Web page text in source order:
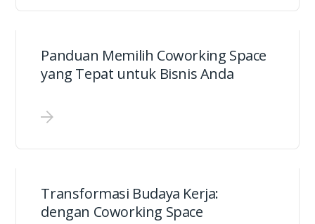
Panduan Memilih Coworking Space
yang Tepat untuk Bisnis Anda
Transformasi Budaya Kerja:
dengan Coworking Space